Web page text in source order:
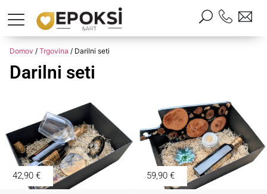
Domov / Trgovina / Darilni seti
Darilni seti
42,90€ 59,90 €